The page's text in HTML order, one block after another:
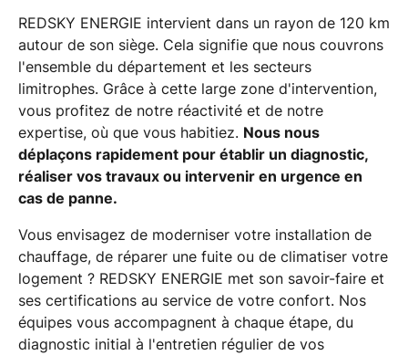
REDSKY ENERGIE intervient dans un rayon de 120 km
autour de son siège. Cela signifie que nous couvrons
l'ensemble du département et les secteurs
limitrophes. Grâce à cette large zone d'intervention,
vous profitez de notre réactivité et de notre
expertise, où que vous habitiez. Nous nous
déplaçons rapidement pour établir un diagnostic,
réaliser vos travaux ou intervenir en urgence en
cas de panne.
Vous envisagez de moderniser votre installation de
chauffage, de réparer une fuite ou de climatiser votre
logement ? REDSKY ENERGIE met son savoir-faire et
ses certifications au service de votre confort. Nos
équipes vous accompagnent à chaque étape, du
diagnostic initial à l'entretien régulier de vos